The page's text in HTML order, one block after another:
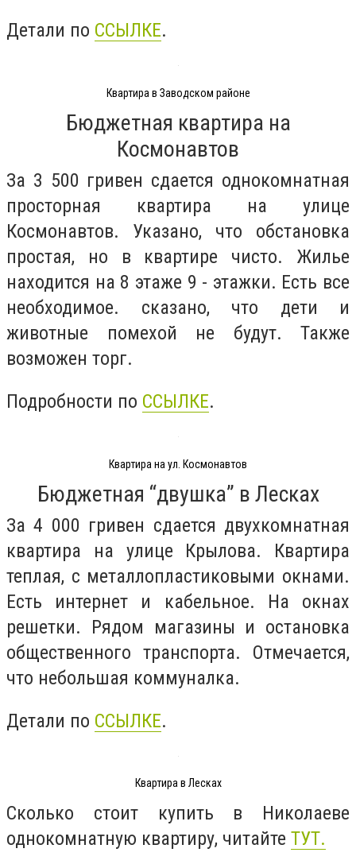
Детали по ССЫЛКЕ.
Квартира в Заводском районе
Бюджетная квартира на
Космонавтов
За 3 500 гривен сдается однокомнатная
просторная квартира на улице
Космонавтов. Указано, что обстановка
простая, но в квартире чисто. Жилье
находится на 8 этаже 9 - этажки. Есть все
необходимое. сказано, что дети и
животные помехой не будут. Также
возможен торг.
Подробности по ССЫЛКЕ.
Квартира на ул. Космонавтов
Бюджетная “двушка” в Лесках
За 4 000 гривен сдается двухкомнатная
квартира на улице Крылова. Квартира
теплая, с металлопластиковыми окнами.
Есть интернет и кабельное. На окнах
решетки. Рядом магазины и остановка
общественного транспорта. Отмечается,
что небольшая коммуналка.
Детали по ССЫЛКЕ.
Квартира в Лесках
Сколько стоит купить в Николаеве
однокомнатную квартиру, читайте ТУТ.